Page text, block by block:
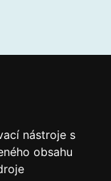
nástroje s
obsahu